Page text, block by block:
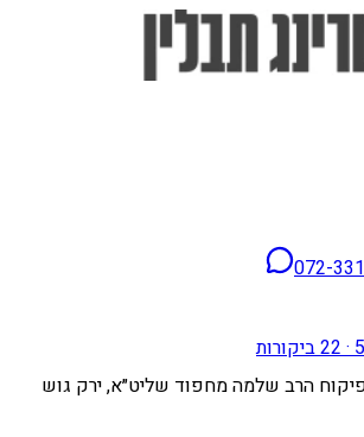
072-
·
22ביקורות
הרב שלמה מחפוד שליט״א, ירק גוש